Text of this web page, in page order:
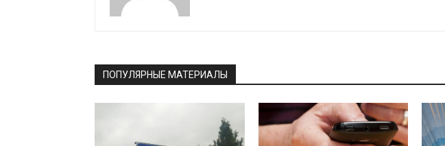
ПОПУЛЯРНЫЕ МАТЕРИАЛЫ